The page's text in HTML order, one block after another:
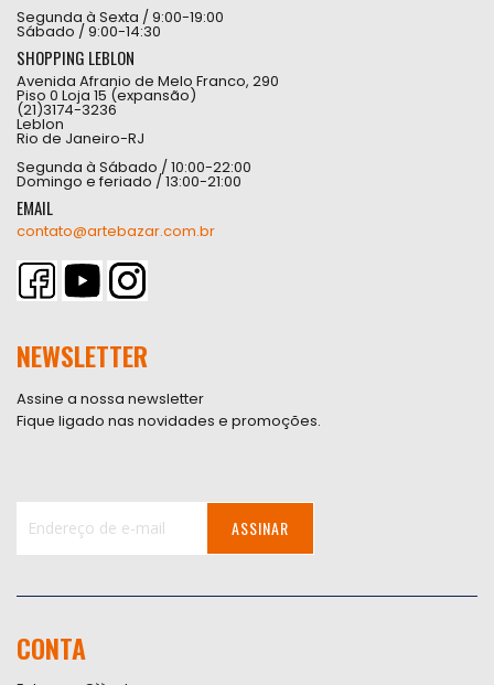
Segunda à Sexta / 9:00-19:00
Sábado / 9:00-14:30
SHOPPING LEBLON
Avenida Afranio de Melo Franco, 290
Piso 0 Loja 15 (expansão)
(21)3174-3236
Leblon
Rio de Janeiro-RJ
Segunda à Sábado / 10:00-22:00
Domingo e feriado / 13:00-21:00
EMAIL
contato@artebazar.com.br
NEWSLETTER
Assine a nossa newsletter
Fique ligado nas novidades e promoções.
Newsletter:
ASSINAR
CONTA